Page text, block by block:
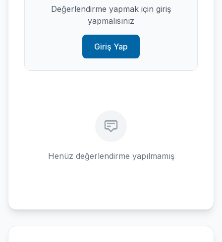
Değerlendirme yapmak için giriş
yapmalısınız
Giriş Yap
Henüz değerlendirme yapılmamış